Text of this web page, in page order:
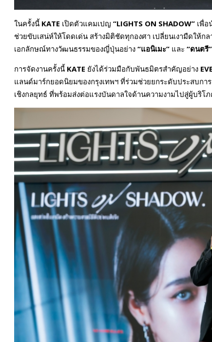
ในครั้งนี้ KATE เปิดตัวแคมเปญ “LIGHTS ON SHADOW” เพื่อ
ช่วยขับเสน่ห์ให้โดดเด่น สร้างมิติชัดทุกองศา เปลี่ยนเงามืดให้
เอกลักษณ์ทางวัฒนธรรมของญี่ปุ่นอย่าง “แอนิเมะ” และ “ดนตรี”
การจัดงานครั้งนี้ KATE ยังได้ร่วมมือกับพันธมิตรสำคัญอย่าง
แลนด์มาร์กยอดนิยมของกรุงเทพฯ ที่ร่วมช่วยยกระดับประสบ
เชิงกลยุทธ์ ที่พร้อมส่งต่อแรงบันดาลใจด้านความงามไปสู่ผู้บริโภ